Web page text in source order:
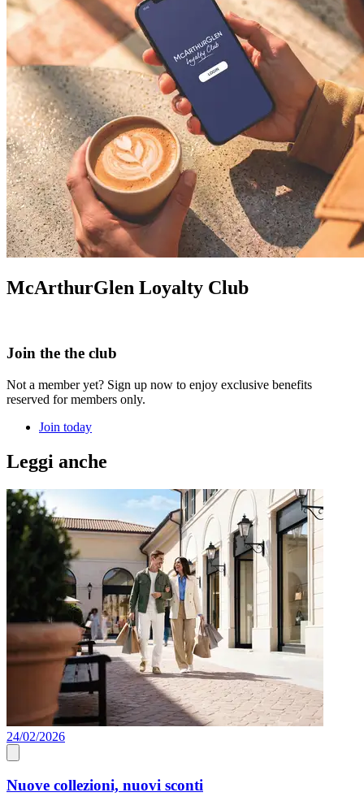
McArthurGlen Loyalty Club
Join the the club
Not a member yet? Sign up now to enjoy exclusive benefits
reserved for members only.
Join today
Leggi anche
24/02/2026
Nuove collezioni, nuovi sconti